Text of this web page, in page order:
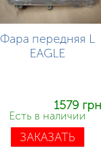
Фара передняя L
EAGLE
1579
Есть в наличии
ЗАКАЗАТЬ